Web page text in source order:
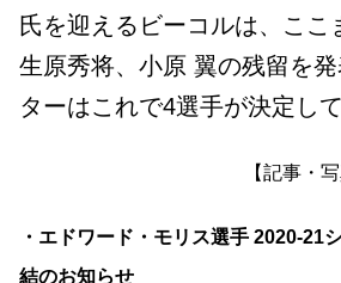
氏を迎えるビーコルは、ここ
生原秀将、小原 翼の残留を
ターはこれで4選手が決定して
【記事・
・エドワード・モリス選手 2020-21
結のお知らせ